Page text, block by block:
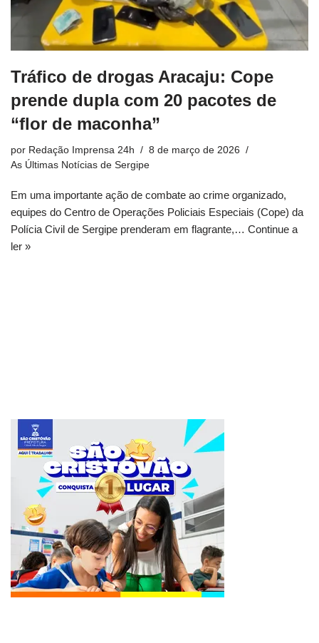
Tráfico de drogas Aracaju: Cope
prende dupla com 20 pacotes de
“flor de maconha”
por Redação Imprensa 24h
8 de março de 2026
As Últimas Notícias de Sergipe
Em uma importante ação de combate ao crime organizado,
equipes do Centro de Operações Policiais Especiais (Cope) da
Polícia Civil de Sergipe prenderam em flagrante,… Continue a
ler »